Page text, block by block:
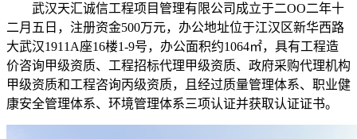
武汉天汇诚信工程项目管理有限公司成立于二OO二年十
二月五日，注册资金500万元，办公地址位于江汉区新华西路
大武汉1911A座16楼1-9号，办公面积约1064㎡，具有工程造
价咨询甲级资质、工程招标代理甲级资质、政府采购代理机构
甲级资质和工程咨询丙级资质，且经过质量管理体系、职业健
康安全管理体系、环境管理体系三项认证并获取认证证书。